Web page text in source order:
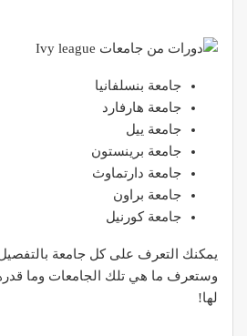
جامعة بنسلفانيا
جامعة هارفارد
جامعة ييل
جامعة برينستون
جامعة دارتماوث
جامعة براون
جامعة كورنيل
يمكنك التعرف على كل جامعة بالتفصيل
وستعرف ما هي تلك الجامعات وما
لها!